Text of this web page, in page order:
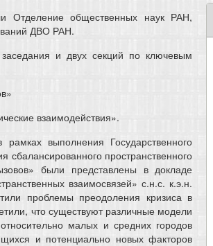
Отделение общественных наук РАН,
ДВО РАН.
и двух секций по ключевым
взаимодействия».
выполнения Государственного
пространственного
были представлены в докладе
взаимосвязей» с.н.с. к.э.н.
проблемы преодоления кризиса в
что существуют различные модели
малых и средних городов
и потенциально новых факторов